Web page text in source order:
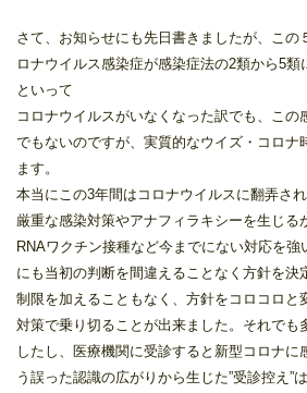
さて、お知らせにも先日書きましたが、この
ロナウイルス感染症が感染症法の2類から5類
といって
コロナウイルスがいなくなった訳でも、この
でもないのですが、実質的なウイズ・コロナ
ます。
本当にこの3年間はコロナウイルスに翻弄さ
厳重な感染対策やアナフィラキシーを生じる
RNAワクチン接種など今までにない対応を
にも当初の判断を間違えることなく方針を決
制限を加えることもなく、方針をコロコロと
対策で乗り切ることが出来ました。それでも
したし、医療機関に受診すると新型コロナに
う誤った認識の広がりから生じた”受診控え”